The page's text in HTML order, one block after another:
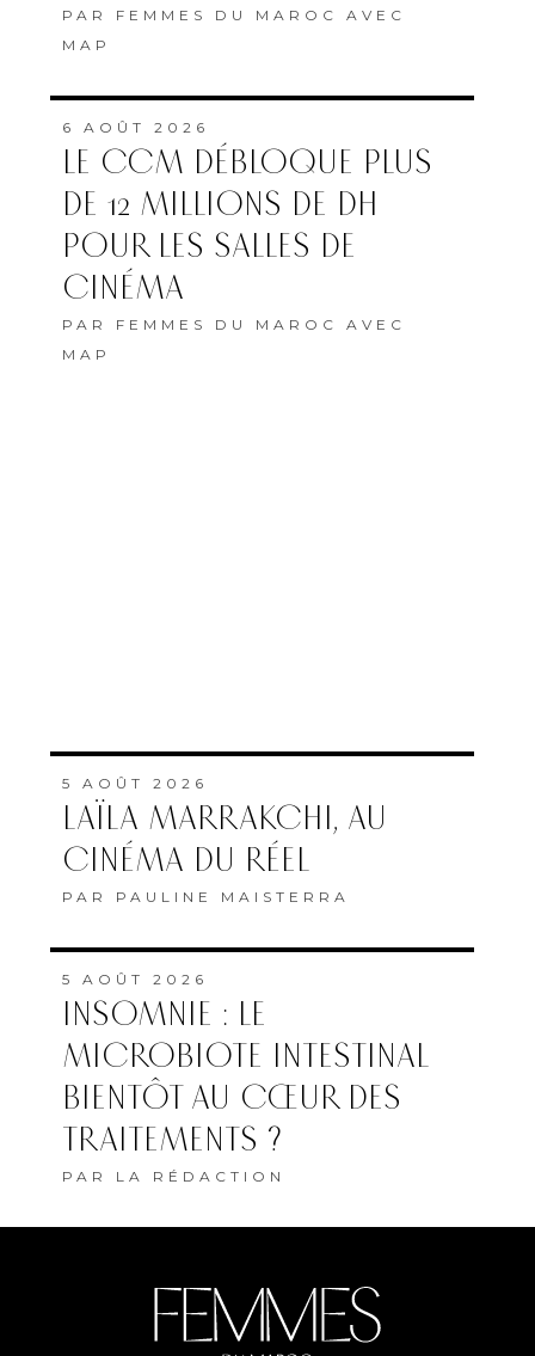
PAR FEMMES DU MAROC AVEC
MAP
6 AOÛT 2026
LE CCM DÉBLOQUE PLUS
DE 12 MILLIONS DE DH
POUR LES SALLES DE
CINÉMA
PAR FEMMES DU MAROC AVEC
MAP
5 AOÛT 2026
LAÏLA MARRAKCHI, AU
CINÉMA DU RÉEL
PAR PAULINE MAISTERRA
5 AOÛT 2026
INSOMNIE : LE
MICROBIOTE INTESTINAL
BIENTÔT AU CŒUR DES
TRAITEMENTS ?
PAR LA RÉDACTION